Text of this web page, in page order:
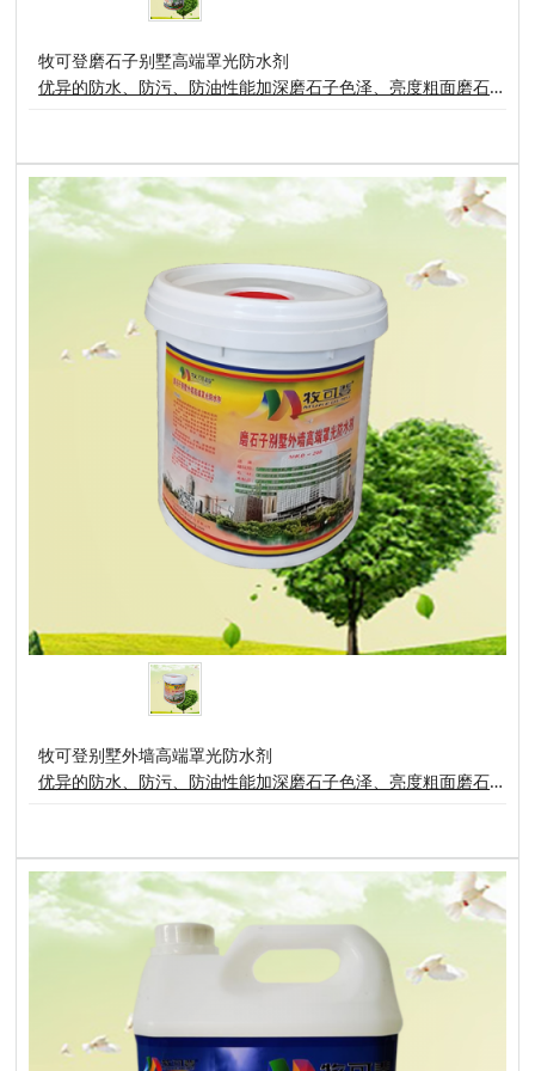
牧可登磨石子别墅高端罩光防水剂
优异的防水、防污、防油性能加深磨石子色泽、亮度粗面磨石子达到水湿样效果使表面粗糙的磨石子容易清洗牧可登磨石子别墅高端罩光防水剂适合用于各种精面或未经抛光的磨石子表面，( 如:火烧面、荔枝面、水洗石、菠萝面)能在磨石子表面形成湿样高亮度防护膜。不但能加深、增亮磨石子色泽和天然纹理，而且能够隔绝水和其它污染源侵蚀磨石子，避免磨石子受到水和油污的损害而形成难以清洗的斑痕。 用法与用量:只需将要处理的基材
牧可登别墅外墙高端罩光防水剂
优异的防水、防污、防油性能加深磨石子色泽、亮度粗面磨石子达到水湿样效果使表面粗糙的磨石子容易清洗牧可登磨石子别墅外墙高端罩光防水剂适合用于各种精面或未经抛光的磨石子表面，( 如:火烧面、荔枝面、水洗石、菠萝面)能在磨石子表面形成湿样高亮度防护膜。不但能加深、增亮磨石子色泽和天然纹理，而且能够隔绝水和其它污染源侵蚀磨石子，避免磨石子受到水和油污的损害而形成难以清洗的斑痕。用法与用量:只需将要处理的基